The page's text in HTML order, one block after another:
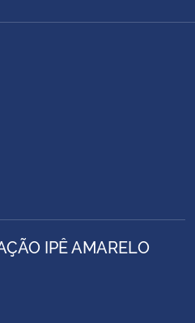
IPÊ AMARELO